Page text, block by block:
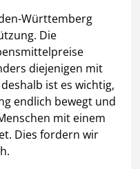
Württemberg
Die
diejenigen mit
ist es wichtig,
endlich bewegt und
mit einem
Dies fordern wir